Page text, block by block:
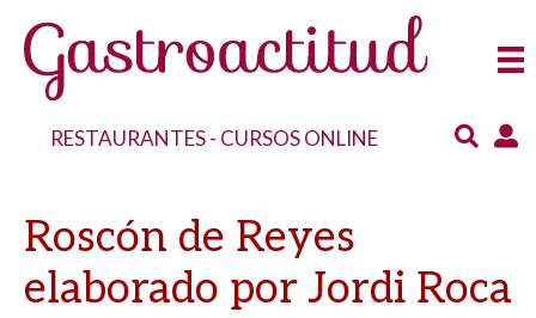
RESTAURANTES- CURSOS ONLINE
Roscón de Reyes
elaborado por Jordi Roca